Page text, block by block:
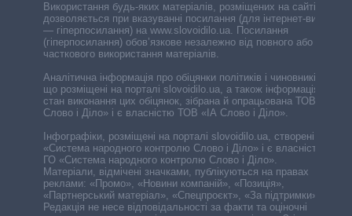
Використання будь-яких матеріалів, розміщених на сайті,
дозволяється при вказуванні посилання (для інтернет-видань
— гіперпосилання) на www.slovoidilo.ua. Посилання
(гіперпосилання) обов’язкове незалежно від повного або
часткового використання матеріалів.
Аналітична інформація про обіцянки політиків і чиновників,
що розміщені на порталі slovoidilo.ua, а також інформація про
стан виконання цих обіцянок, зібрана й опрацьована ТОВ «ІА
Слово і Діло» і є власністю ТОВ «ІА Слово і Діло».
Інфографіки, розміщені на порталі slovoidilo.ua, створені ГО
«Система народного контролю Слово і Діло» і є власністю
ГО «Система народного контролю Слово і Діло».
Матеріали, відмічені значками, публікуються на правах
реклами: «Промо», «Новини компаній», «Позиція»,
«Партнерський матеріал», «Спецпроєкт», «За підтримки».
Редакція не несе відповідальності за факти та оціночні